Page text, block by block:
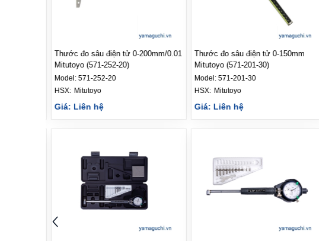
Thước đo sâu điện tử 0-200mm/0.01
Mitutoyo (571-252-20)
Model: 571-252-20
HSX: Mitutoyo
Giá: Liên hệ
Thước đo sâu điện tử 0-150mm
Mitutoyo (571-201-30)
Model: 571-201-30
HSX: Mitutoyo
Giá: Liên hệ